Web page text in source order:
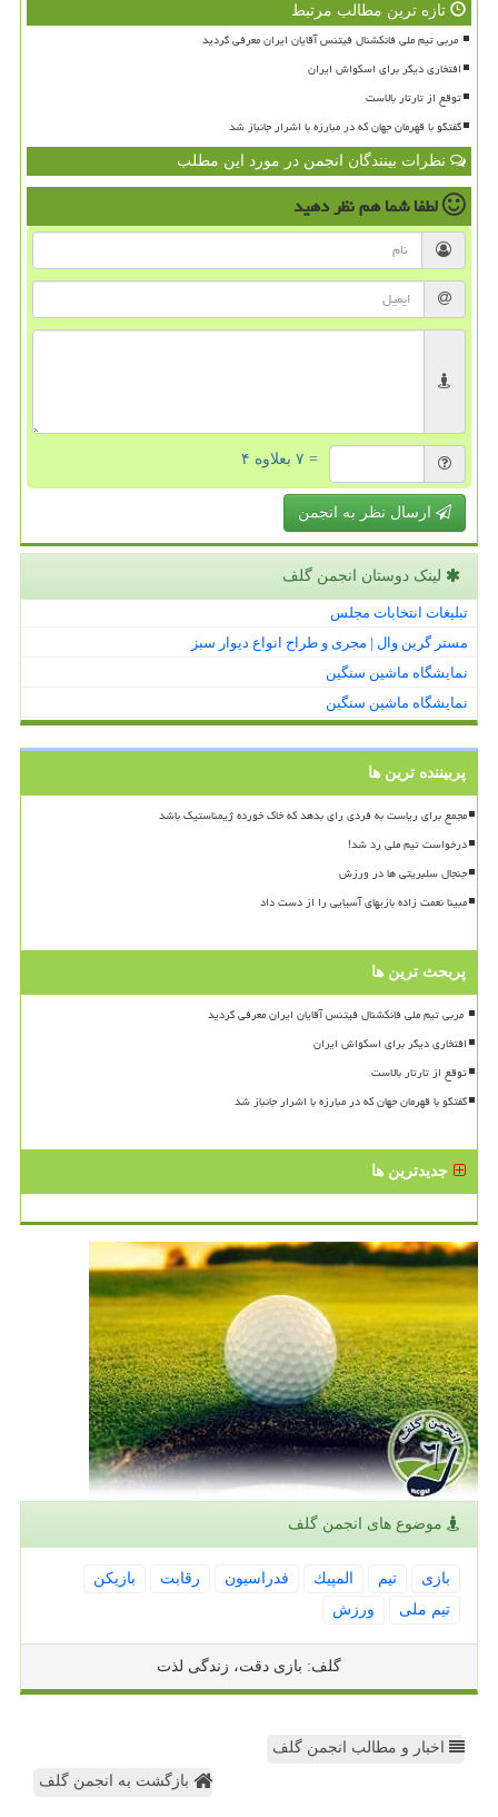
تازه ترین مطالب مرتبط
افتخاری دیگر برای اسکواش ایران
توقع از تارتار بالاست
گفتگو با قهرمان جهان که در مبارزه با اشرار جانباز شد
نظرات بینندگان انجمن در مورد این مطلب
لطفا شما همنظر دهید
= ۷ بعلاوه ۴
ارسال نظر به انجمن
لینک دوستان انجمن گلف
تبلیغات انتخابات مجلس
مستر گرین وال | مجری و طراح انواع دیوار سبز
نمایشگاه ماشین سنگین
نمایشگاه ماشین سنگین
پربیننده ترین ها
مجمع برای ریاست به فردی رای بدهد که خاک خورده ژیمناستیک باشد
درخواست تیم ملی رد شد!
جنجال سلبریتی ها در ورزش
مبینا نعمت زاده بازیهای آسیایی را از دست داد
پربحث ترین ها
افتخاری دیگر برای اسکواش ایران
توقع از تارتار بالاست
گفتگو با قهرمان جهان که در مبارزه با اشرار جانباز شد
جدیدترین ها
موضوع های انجمن گلف
بازی تیم المپیك فدراسیون رقابت
بازیكن
تیم ملی
ورزش
گلف: بازی دقت، زندگی لذت
اخبار و مطالب انجمن گلف
بازگشت به انجمن گلف